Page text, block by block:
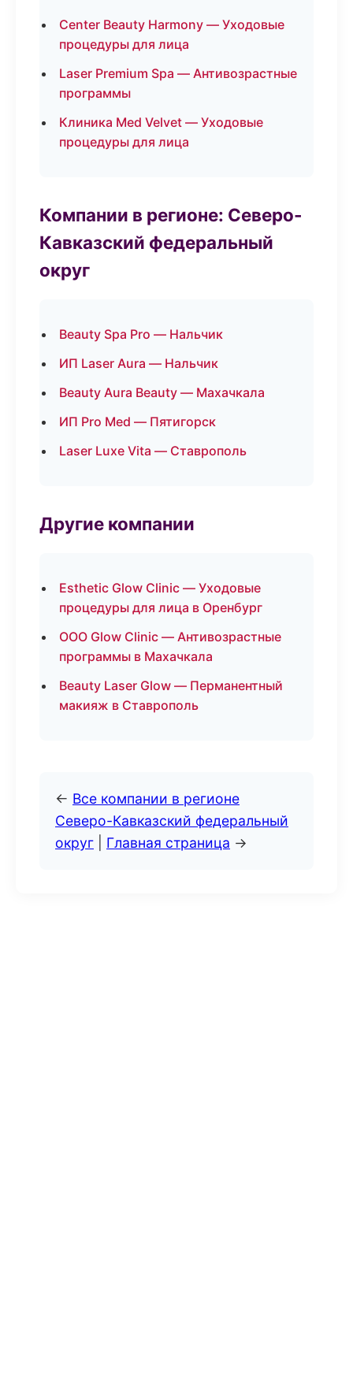
Center Beauty Harmony — Уходовые
процедуры для лица
Laser Premium Spa — Антивозрастные
программы
Клиника Med Velvet — Уходовые
процедуры для лица
Компании в регионе: Северо-
Кавказский федеральный
округ
Beauty Spa Pro — Нальчик
ИП Laser Aura — Нальчик
Beauty Aura Beauty — Махачкала
ИП Pro Med — Пятигорск
Laser Luxe Vita — Ставрополь
Другие компании
Esthetic Glow Clinic — Уходовые
процедуры для лица в Оренбург
ООО Glow Clinic — Антивозрастные
программы в Махачкала
Beauty Laser Glow — Перманентный
макияж в Ставрополь
← Все компании в регионе
Северо-Кавказский федеральный
округ
Главная страница →